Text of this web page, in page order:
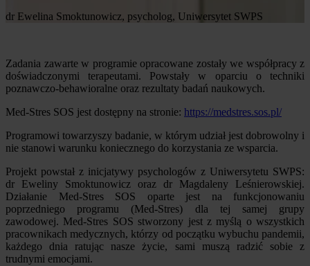
dr Ewelina Smoktunowicz, psycholog, Uniwersytet SWPS
Zadania zawarte w programie opracowane zostały we współpracy z
doświadczonymi terapeutami. Powstały w oparciu o techniki
poznawczo-behawioralne oraz rezultaty badań naukowych.
Med-Stres SOS jest dostępny na stronie: https://medstres.sos.pl/
Programowi towarzyszy badanie, w którym udział jest dobrowolny i
nie stanowi warunku koniecznego do korzystania ze wsparcia.
Projekt powstał z inicjatywy psychologów z Uniwersytetu SWPS:
dr Eweliny Smoktunowicz oraz dr Magdaleny Leśnierowskiej.
Działanie Med-Stres SOS oparte jest na funkcjonowaniu
poprzedniego programu (Med-Stres) dla tej samej grupy
zawodowej. Med-Stres SOS stworzony jest z myślą o wszystkich
pracownikach medycznych, którzy od początku wybuchu pandemii,
każdego dnia ratując nasze życie, sami muszą radzić sobie z
trudnymi emocjami.